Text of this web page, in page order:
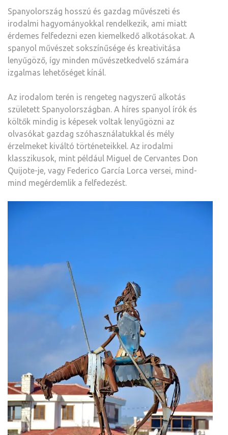
Spanyolország hosszú és gazdag művészeti és
irodalmi hagyományokkal rendelkezik, ami miatt
érdemes felfedezni ezen kiemelkedő alkotásokat. A
spanyol művészet sokszínűsége és kreativitása
lenyűgöző, így minden művészetkedvelő számára
izgalmas lehetőséget kínál.
Az irodalom terén is rengeteg nagyszerű alkotás
született Spanyolországban. A híres spanyol írók és
költők mindig is képesek voltak lenyűgözni az
olvasókat gazdag szóhasználatukkal és mély
érzelmeket kiváltó történeteikkel. Az irodalmi
klasszikusok, mint például Miguel de Cervantes Don
Quijote-je, vagy Federico García Lorca versei, mind-
mind megérdemlik a felfedezést.